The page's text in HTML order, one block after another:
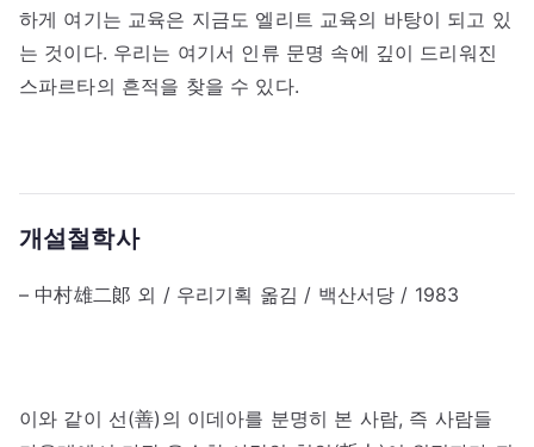
하게 여기는 교육은 지금도 엘리트 교육의 바탕이 되고 있
는 것이다. 우리는 여기서 인류 문명 속에 깊이 드리워진
스파르타의 흔적을 찾을 수 있다.
개설철학사
– 中村雄二郞 외 / 우리기획 옮김 / 백산서당 / 1983
이와 같이 선(善)의 이데아를 분명히 본 사람, 즉 사람들